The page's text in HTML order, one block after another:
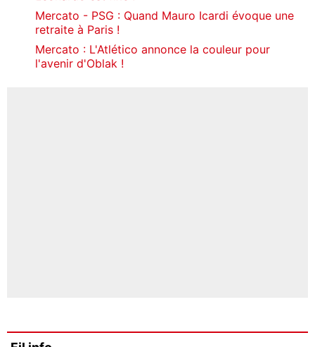
Mercato - PSG : Quand Mauro Icardi évoque une
retraite à Paris !
Mercato : L'Atlético annonce la couleur pour
l'avenir d'Oblak !